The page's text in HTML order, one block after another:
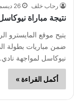
رحاب خلف 26 ديسمبر، 2023
نتيجة مباراة نيوكاسل
يتيح موقع المايسترو
نيوكاسل لمواجهة
أكمل القراءة »